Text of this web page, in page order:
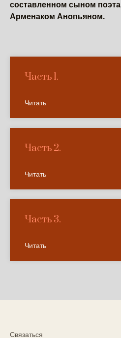
составленном сыном поэта
Арменаком Анопьяном.
Часть 1.
Читать
Часть 2.
Читать
Часть 3.
Читать
Связаться